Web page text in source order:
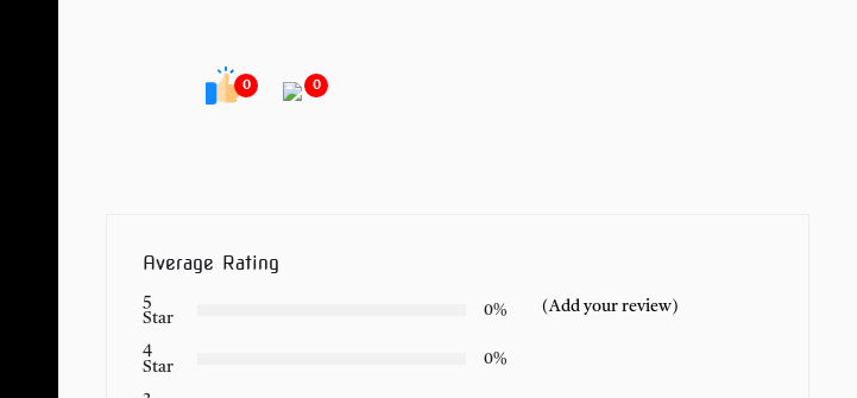
0 0
Average Rating
5
Star
0%
4
Star
0%
(Add your review)